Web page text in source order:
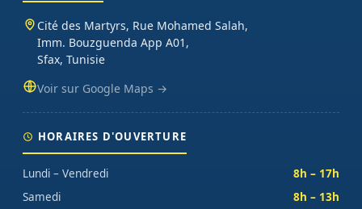
Cité des Martyrs, Rue Mohamed Salah,
Imm. Bouzguenda App A01,
Sfax, Tunisie
Voir sur Google Maps →
HORAIRES D'OUVERTURE
Lundi – Vendredi
8h – 17h
Samedi
8h – 13h